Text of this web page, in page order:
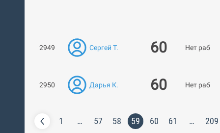
2949 Сергей Т. 60 Нет работ
2950 Дарья К. 60 Нет работ
1 … 57 58 59 60 61 … 209